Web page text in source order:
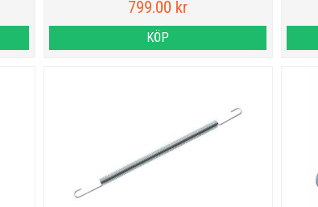
799.00 kr
KÖP